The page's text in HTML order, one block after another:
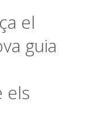
el
guia
els